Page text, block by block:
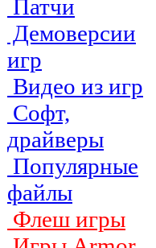
Патчи
Демоверсии
игр
Видео из игр
Софт,
драйверы
Популярные
файлы
Флеш игры